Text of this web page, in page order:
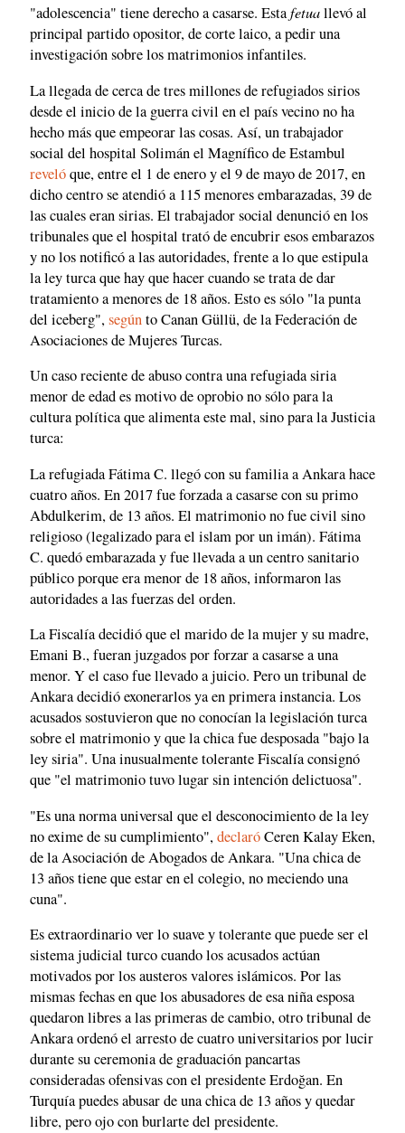
"adolescencia" tiene derecho a casarse. Estafetuallevó al
principal partido opositor, de corte laico, a pedir una
investigación sobre los matrimonios infantiles.
La llegada de cerca de tres millones de refugiados sirios
desde el inicio de la guerra civil en el país vecino no ha
hecho más que empeorar las cosas. Así, un trabajador
social del hospital Solimán el Magnífico de Estambul
revelóque, entre el 1 de enero y el 9 de mayo de 2017, en
dicho centro se atendió a 115 menores embarazadas, 39 de
las cuales eran sirias. El trabajador social denunció en los
tribunales que el hospital trató de encubrir esos embarazos
y no los notificó a las autoridades, frente a lo que estipula
la ley turca que hay que hacer cuando se trata de dar
tratamiento a menores de 18 años. Esto es sólo "la punta
del iceberg",segúnto Canan Güllü, de la Federación de
Asociaciones de Mujeres Turcas.
Un caso reciente de abuso contra una refugiada siria
menor de edad es motivo de oprobio no sólo para la
cultura política que alimenta este mal, sino para la Justicia
turca:
La refugiada Fátima C. llegó con su familia a Ankara hace
cuatro años. En 2017 fue forzada a casarse con su primo
Abdulkerim, de 13 años. El matrimonio no fue civil sino
religioso (legalizado para el islam por un imán). Fátima
C. quedó embarazada y fue llevada a un centro sanitario
público porque era menor de 18 años, informaron las
autoridades a las fuerzas del orden.
La Fiscalía decidió que el marido de la mujer y su madre,
Emani B., fueran juzgados por forzar a casarse a una
menor. Y el caso fue llevado a juicio. Pero un tribunal de
Ankara decidió exonerarlos ya en primera instancia. Los
acusados sostuvieron que no conocían la legislación turca
sobre el matrimonio y que la chica fue desposada "bajo la
ley siria". Una inusualmente tolerante Fiscalía consignó
que "el matrimonio tuvo lugar sin intención delictuosa".
"Es una norma universal que el desconocimiento de la ley
no exime de su cumplimiento",declaróCeren Kalay Eken,
de la Asociación de Abogados de Ankara. "Una chica de
13 años tiene que estar en el colegio, no meciendo una
cuna".
Es extraordinario ver lo suave y tolerante que puede ser el
sistema judicial turco cuando los acusados actúan
motivados por los austeros valores islámicos. Por las
mismas fechas en que los abusadores de esa niña esposa
quedaron libres a las primeras de cambio, otro tribunal de
Ankara ordenó el arresto de cuatro universitarios por lucir
durante su ceremonia de graduación pancartas
consideradas ofensivas con el presidente Erdoğan. En
Turquía puedes abusar de una chica de 13 años y quedar
libre, pero ojo con burlarte del presidente.